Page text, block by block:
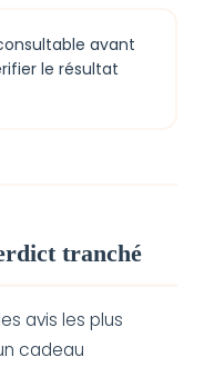
avant
le résultat
tranché
avis les plus
cadeau